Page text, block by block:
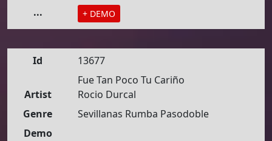
...
+ DEMO
Id
13677
Fue Tan Poco Tu Cariño
Artist
Rocio Durcal
Genre
Sevillanas Rumba Pasodoble
Demo